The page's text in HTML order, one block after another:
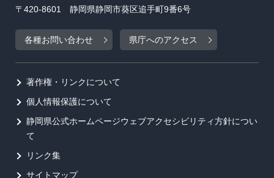
〒420-8601 静岡県静岡市葵区追手町9番6号
各種お問い合わせ 県庁へのアクセス
著作権・リンクについて
個人情報保護について
静岡県公式ホームページウェブアクセシビリティ方針につい
て
リンク集
サイトマップ